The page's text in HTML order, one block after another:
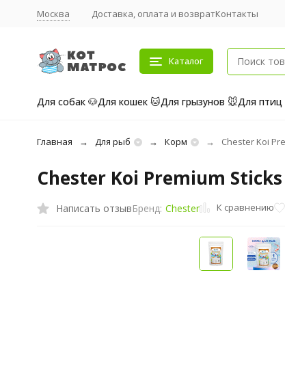
Москва Доставка, оплата и возвратКонтакты
Каталог
Для собак 🐶Для кошек 🐱Для грызунов 🐭Для птиц
Главная Для рыб Корм Chester Koi
Chester Koi Premium
Написать отзывБренд: Chester К сравнению